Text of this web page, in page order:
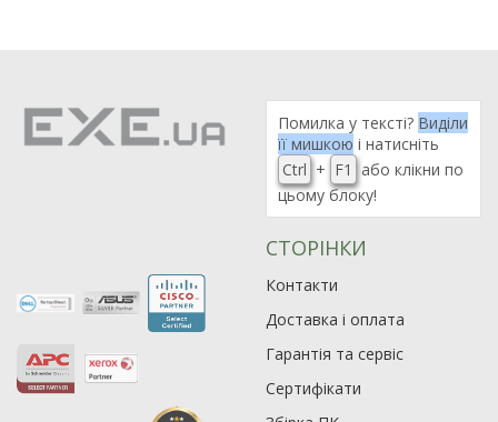
Помилка у тексті? Виділи
її мишкою і натисніть
Ctrl + F1
або клікни по
цьому блоку!
СТОРІНКИ
Контакти
Доставка і оплата
Гарантія та сервіс
Сертифікати